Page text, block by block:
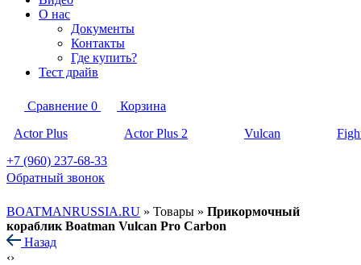
О нас
Документы
Контакты
Где купить?
Тест драйв
Сравнение 0
Корзина
Actor Plus
Actor Plus 2 Vulcan
+7 (960) 237-68-33
Обратный звонок
BOATMANRUSSIA.RU » Товары » Прикормочный
кораблик Boatman Vulcan Pro Carbon
Назад
‹›